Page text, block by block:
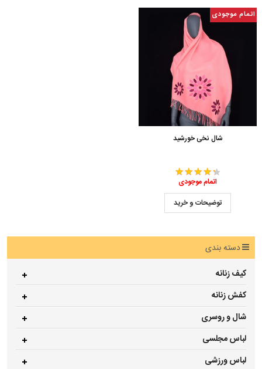
اتمام موجودی
شال نخی خورشید
اتمام موجودی
توضیحات و خرید
دسته بندی
کیف زنانه
کفش زنانه
شال و روسری
لباس مجلسی
لباس ورزشی